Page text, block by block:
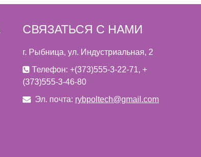
СВЯЗАТЬСЯ С НАМИ
г. Рыбница, ул. Индустриальная, 2
Телефон: +(373)555-3-22-71, +
(373)555-3-46-80
Эл. почта: rybpoltech@gmail.com